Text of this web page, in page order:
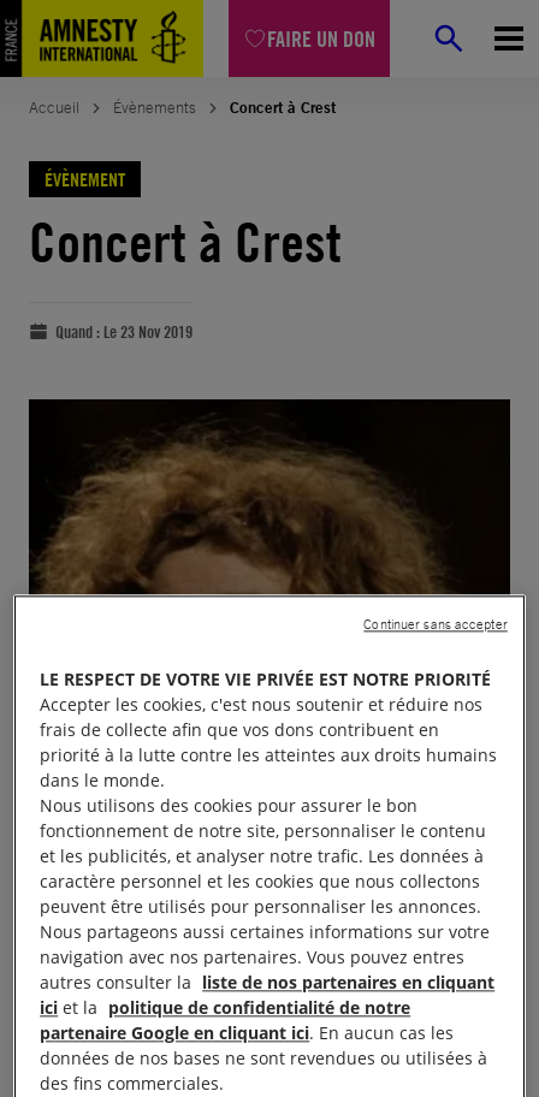
FAIRE UN DON
Accueil Évènements Concert à Crest
ÉVÈNEMENT
Concert à Crest
Quand : Le 23 Nov 2019
Le groupe local de Crest organise son concert
annuel le Dimanche 24 novembre à 16h30 salle
polyvalente de Mirabel et Blacons 26400
LE RESPECT DE VOTRE VIE PRIVÉE EST NOTRE PRIORITÉ
Accepter les cookies, c'est nous soutenir et réduire nos
frais de collecte afin que vos dons contribuent en
priorité à la lutte contre les atteintes aux droits humains
dans le monde.
Nous utilisons des cookies pour assurer le bon
fonctionnement de notre site, personnaliser le contenu
et les publicités, et analyser notre trafic. Les données à
caractère personnel et les cookies que nous collectons
peuvent être utilisés pour personnaliser les annonces.
Nous partageons aussi certaines informations sur votre
navigation avec nos partenaires. Vous pouvez entres
autres consulter la liste de nos partenaires en cliquant
ici et la politique de confidentialité de notre
partenaire Google en cliquant ici. En aucun cas les
données de nos bases ne sont revendues ou utilisées à
des fins commerciales.
Continuer sans accepter